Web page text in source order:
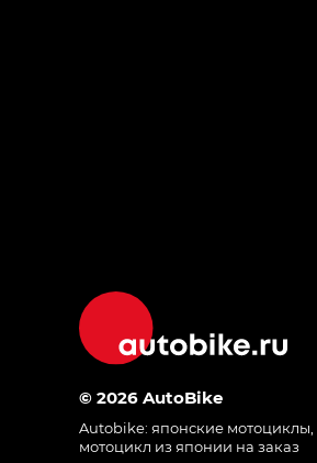
© 2026 AutoBike
Autobike: японские мотоциклы,
мотоцикл из японии на заказ